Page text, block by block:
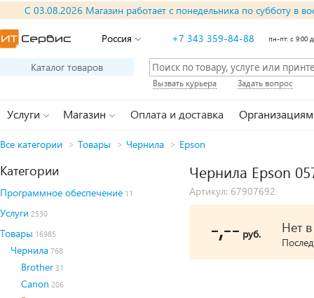
С 03.08.2026 Магазин работает с понедельника по субботу в
Россия +7 343 359-84-88 пн-пт: с 9:00
Каталог товаров
Вызвать курьера Задать вопрос
Услуги Магазин Оплата и доставка Организациям
Все категории > Товары > Чернила > Epson
Категории
Программное обеспечение 11
Услуги 2530
Товары 16985
Чернила 768
Brother 31
Canon 206
Чернила Epson
Артикул: 67907692
-,-- руб. Нет